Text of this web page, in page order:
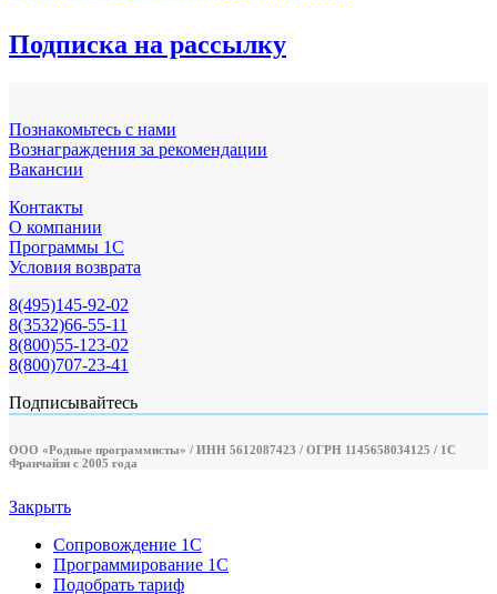
Подписка на рассылку
Познакомьтесь с нами
Вознаграждения за рекомендации
Вакансии
Контакты
О компании
Программы 1С
Условия возврата
8(495)145-92-02
8(3532)66-55-11
8(800)55-123-02
8(800)707-23-41
Подписывайтесь
ООО «Родные программисты» / ИНН 5612087423 / ОГРН 1145658034125 / 1С
Франчайзи с 2005 года
Закрыть
Сопровождение 1С
Программирование 1С
Подобрать тариф